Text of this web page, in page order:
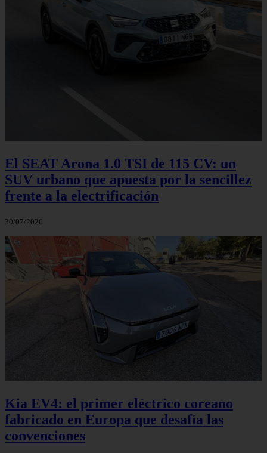
El SEAT Arona 1.0 TSI de 115 CV: un
SUV urbano que apuesta por la sencillez
frente a la electrificación
30/07/2026
Kia EV4: el primer eléctrico coreano
fabricado en Europa que desafía las
convenciones